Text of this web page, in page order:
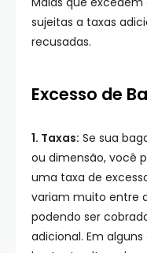
sujeitas a taxas
recusadas.
Excesso de
1. Taxas: Se sua
ou dimensão, você
uma taxa de
variam muito entre
podendo ser
adicional. Em